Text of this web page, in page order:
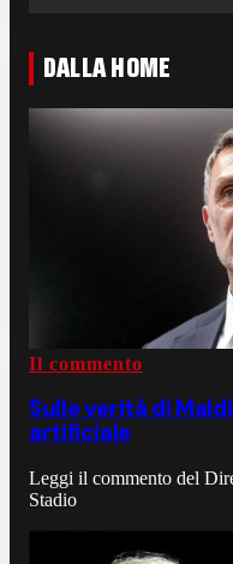
DALLA HOME
Il commento
Sulle verità di
artificiale
Leggi il commento del
Stadio